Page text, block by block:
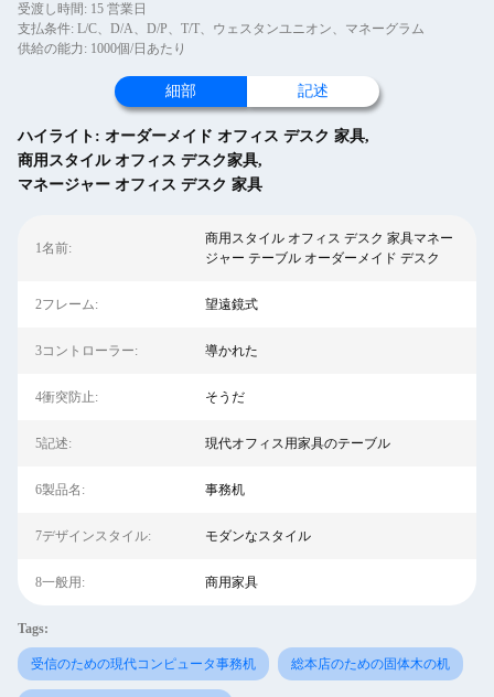
受渡し時間: 15 営業日
支払条件: L/C、D/A、D/P、T/T、ウェスタンユニオン、マネーグラム
供給の能力: 1000個/日あたり
細部 記述
ハイライト: オーダーメイド オフィス デスク 家具,
商用スタイル オフィス デスク家具,
マネージャー オフィス デスク 家具
1名前:
商用スタイル オフィス デスク 家具マネー
ジャー テーブル オーダーメイド デスク
2フレーム: 望遠鏡式
3コントローラー: 導かれた
4衝突防止: そうだ
5記述: 現代オフィス用家具のテーブル
6製品名: 事務机
7デザインスタイル: モダンなスタイル
8一般用: 商用家具
Tags:
受信のための現代コンピュータ事務机 総本店のための固体木の机